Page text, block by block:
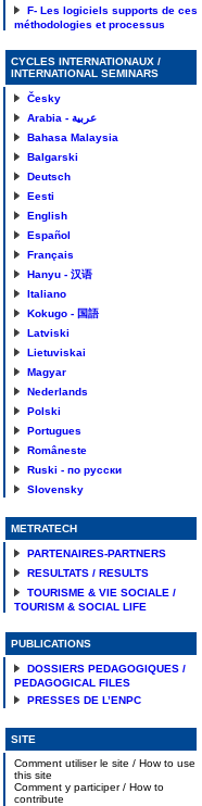
F- Les logiciels supports de ces
méthodologies et processus
CYCLES INTERNATIONAUX /
INTERNATIONAL SEMINARS
Česky
Arabia - عربية
Bahasa Malaysia
Balgarski
Deutsch
Eesti
English
Español
Français
Hanyu - 汉语
Italiano
Kokugo - 国語
Latviski
Lietuviskai
Magyar
Nederlands
Polski
Portugues
Româneste
Ruski - по русски
Slovensky
METRATECH
PARTENAIRES-PARTNERS
RESULTATS / RESULTS
TOURISME & VIE SOCIALE /
TOURISM & SOCIAL LIFE
PUBLICATIONS
DOSSIERS PEDAGOGIQUES /
PEDAGOGICAL FILES
PRESSES DE L’ENPC
SITE
Comment utiliser le site / How to use
this site
Comment y participer / How to
contribute